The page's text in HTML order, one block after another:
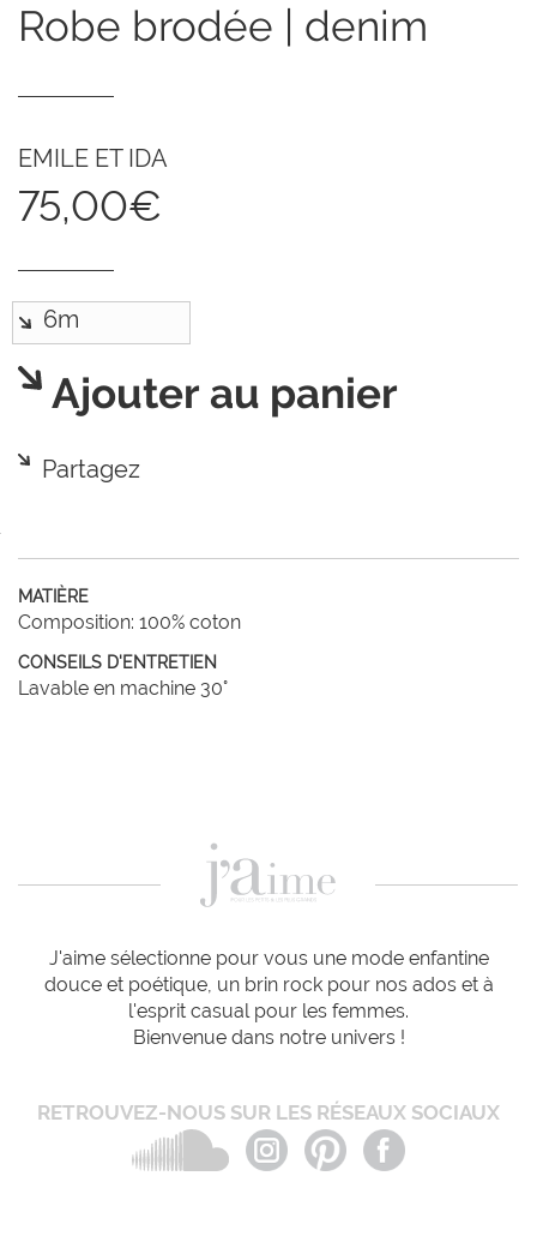
robe brodée | denim
EMILE ET IDA
75,00€
Ajouter au panier
Partagez
MATIÈRE
Composition: 100% coton
CONSEILS D'ENTRETIEN
Lavable en machine 30°
J'aime sélectionne pour vous une mode enfantine
douce et poétique, un brin rock pour nos ados et à
l'esprit casual pour les femmes.
Bienvenue dans notre univers !
RETROUVEZ-NOUS SUR LES RÉSEAUX SOCIAUX